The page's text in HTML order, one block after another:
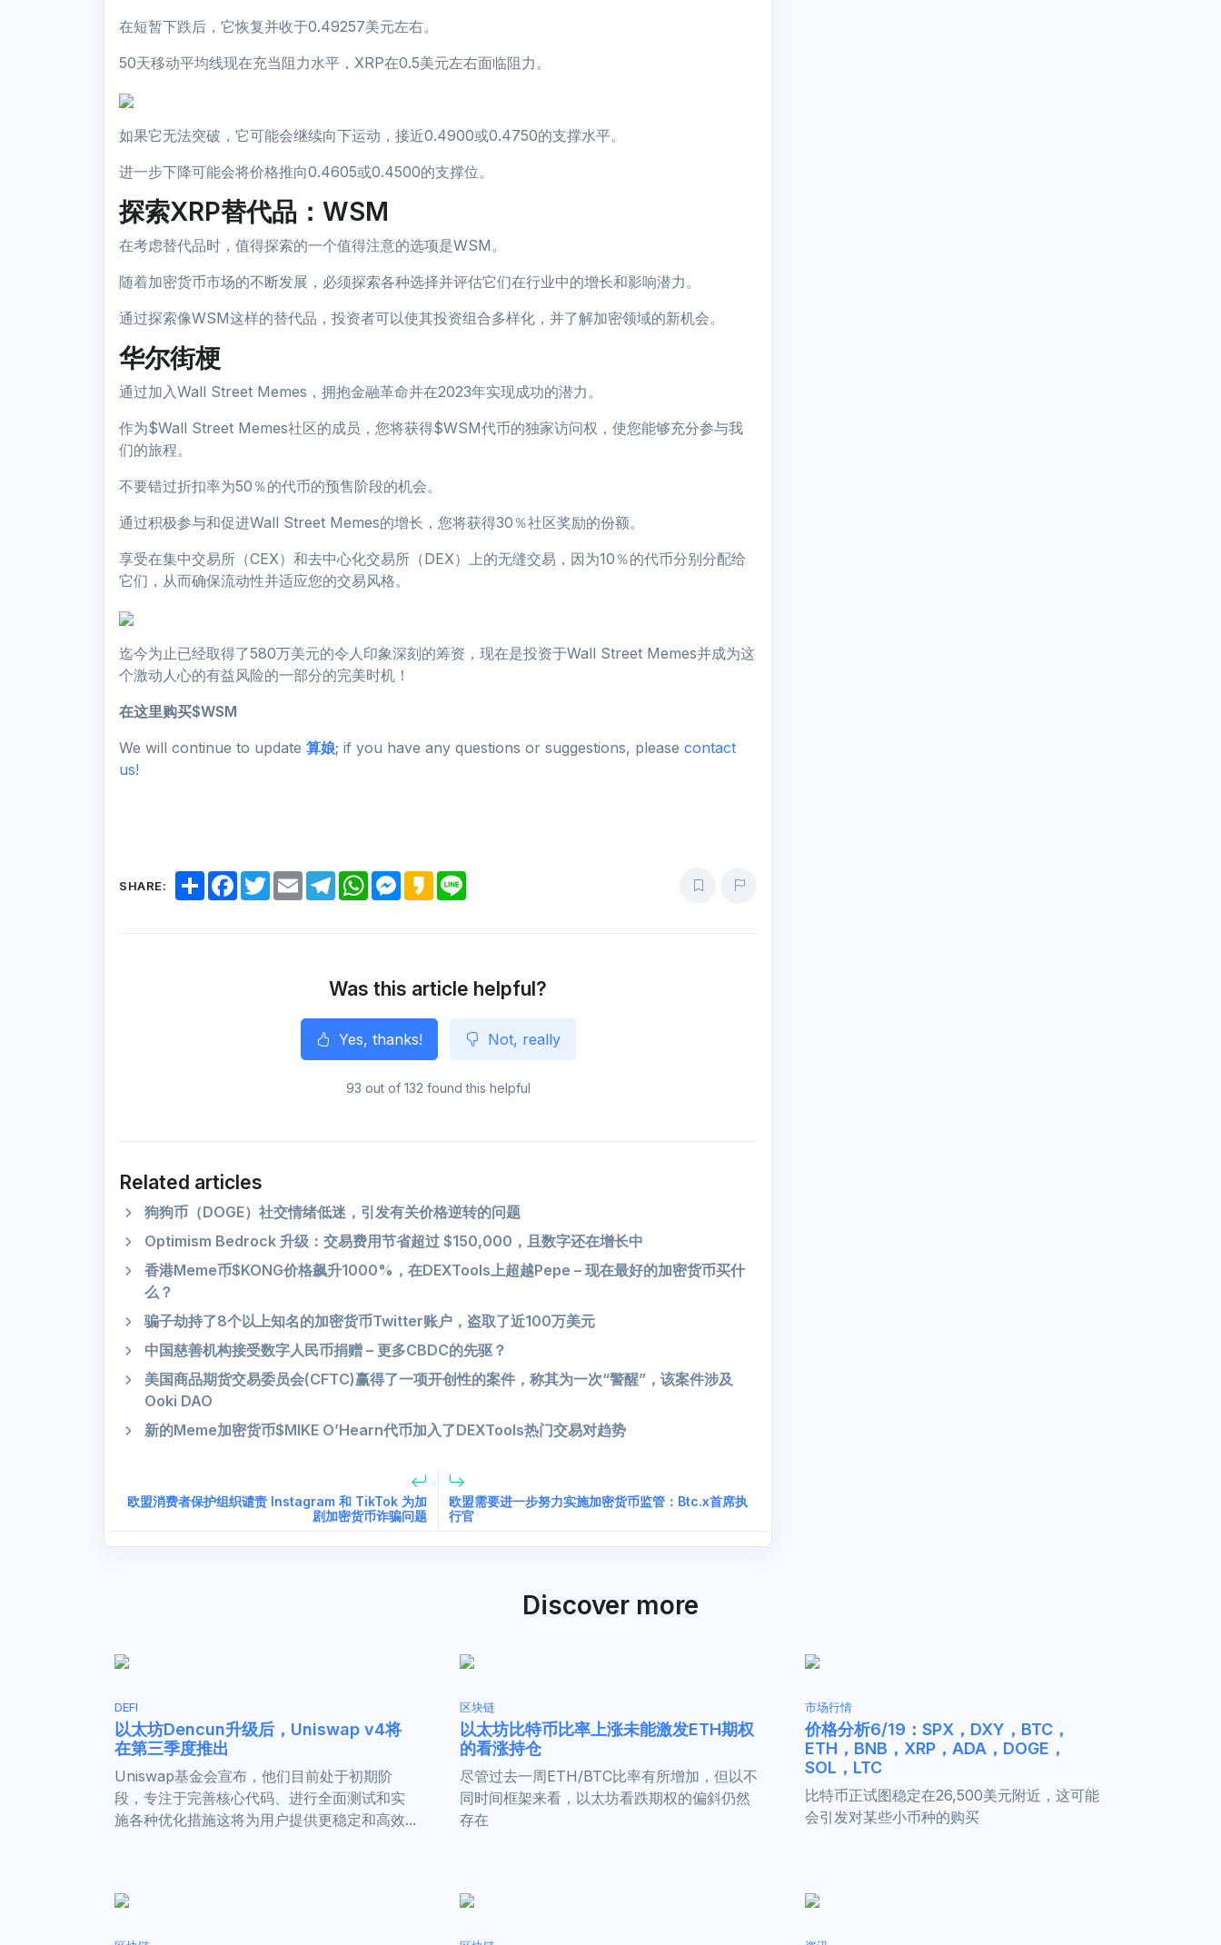
在短暂下跌后，它恢复并收于0.49257美元左右。
50天移动平均线现在充当阻力水平，XRP在0.5美元左右面临阻力。
如果它无法突破，它可能会继续向下运动，接近0.4900或0.4750的支撑水平。
进一步下降可能会将价格推向0.4605或0.4500的支撑位。
探索XRP替代品：WSM
在考虑替代品时，值得探索的一个值得注意的选项是WSM。
随着加密货币市场的不断发展，必须探索各种选择并评估它们在行业中的增长和影响潜力。
通过探索像WSM这样的替代品，投资者可以使其投资组合多样化，并了解加密领域的新机会。
华尔街梗
通过加入Wall Street Memes，拥抱金融革命并在2023年实现成功的潜力。
作为$Wall Street Memes社区的成员，您将获得$WSM代币的独家访问权，使您能够充分参与我
们的旅程。
不要错过折扣率为50％的代币的预售阶段的机会。
通过积极参与和促进Wall Street Memes的增长，您将获得30％社区奖励的份额。
享受在集中交易所（CEX）和去中心化交易所（DEX）上的无缝交易，因为10％的代币分别分配给
它们，从而确保流动性并适应您的交易风格。
迄今为止已经取得了580万美元的令人印象深刻的筹资，现在是投资于Wall Street Memes并成为这
个激动人心的有益风险的一部分的完美时机！
在这里购买$WSM
We will continue to update 算娘; if you have any questions or suggestions, please contact
us!
SHARE:
S
h
F
a
T
w
E
m
T
e
m
W
h
p
M
e
e
r
K
a
Was this article helpful?
Yes, thanks! Not, really
93 out of 132 found this helpful
Related articles
狗狗币（DOGE）社交情绪低迷，引发有关价格逆转的问题
Optimism Bedrock 升级：交易费用节省超过 $150,000，且数字还在增长中
香港Meme币$KONG价格飙升1000%，在DEXTools上超越Pepe – 现在最好的加密货币买什
么？
骗子劫持了8个以上知名的加密货币Twitter账户，盗取了近100万美元
中国慈善机构接受数字人民币捐赠 – 更多CBDC的先驱？
美国商品期货交易委员会(CFTC)赢得了一项开创性的案件，称其为一次“警醒”，该案件涉及
Ooki DAO
新的Meme加密货币$MIKE O’Hearn代币加入了DEXTools热门交易对趋势
欧盟消费者保护组织谴责 Instagram 和 TikTok 为加
剧加密货币诈骗问题
欧盟需要进一步努力实施加密货币监管：Btc.x首席执
行官
Discover more
DEFI
以太坊Dencun升级后，Uniswap v4将
在第三季度推出
Uniswap基金会宣布，他们目前处于初期阶
段，专注于完善核心代码、进行全面测试和实
施各种优化措施这将为用户提供更稳定和高效...
区块链
以太坊比特币比率上涨未能激发ETH期权
的看涨持仓
尽管过去一周ETH/BTC比率有所增加，但以不
同时间框架来看，以太坊看跌期权的偏斜仍然
存在
市场行情
价格分析6/19：SPX，DXY，BTC，
ETH，BNB，XRP，ADA，DOGE，
SOL，LTC
比特币正试图稳定在26,500美元附近，这可能
会引发对某些小币种的购买